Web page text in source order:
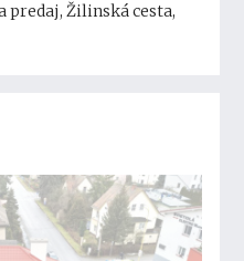
predaj, Žilinská cesta,